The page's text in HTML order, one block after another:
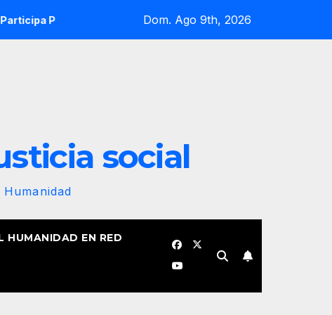
cubano en la apertura de la IV Asamblea Continental
Dom. Ago 9th, 2026
social
HUMANIDAD EN RED